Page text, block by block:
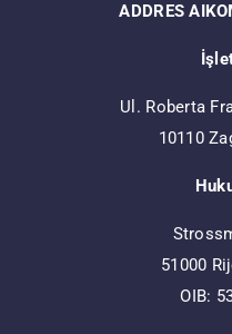
ADDRES
Ul. Roberta
10110
51000
OIB: